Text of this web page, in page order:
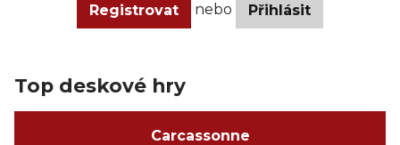
Registrovat nebo Přihlásit
Top deskové hry
Carcassonne